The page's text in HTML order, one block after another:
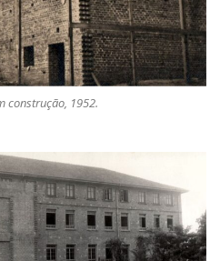
construção, 1952.